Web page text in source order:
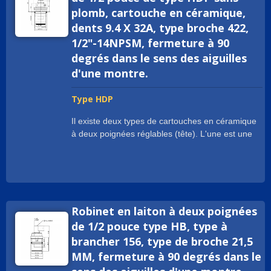
produit est approuvé par des marques de
robinets mondiales pour des applications
résidentielles et commerciales.
plomb, cartouche en céramique,
dents 9.4 X 32A, type broche 422,
1/2"-14NPSM, fermeture à 90
degrés dans le sens des aiguilles
d'une montre.
Type HDP
Il existe deux types de cartouches en céramique
à deux poignées réglables (tête). L'une est une
cartouche à profondeur de corps réglable permet
différentes profondeurs de robinet. En serrant ou
en desserrant l'écrou, la cartouche à profondeur
de corps réglable s'adapte facilement à
différentes profondeurs de corps et offre un
couple de rotation plus fluide. La cartouche à
Robinet en laiton à deux poignées
de 1/2 pouce type HB, type à
brancher 156, type de broche 21,5
MM, fermeture à 90 degrés dans le